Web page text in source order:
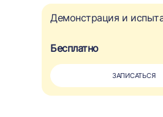
Демонстрация и
Бесплатно
ЗАПИСАТЬСЯ